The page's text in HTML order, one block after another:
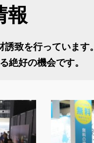
報
致を行っています。
絶好の機会です。